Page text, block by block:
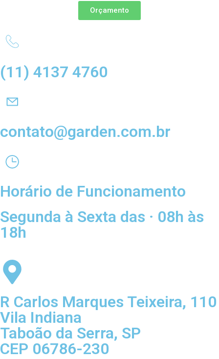
Orçamento
(11) 4137 4760
contato@garden.com.br
Horário de Funcionamento
Segunda à Sexta das · 08h às
18h
R Carlos Marques Teixeira, 110
Vila Indiana
Taboão da Serra, SP
CEP 06786-230